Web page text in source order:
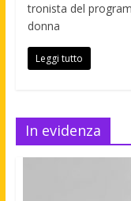
tronista del
donna
Leggi tutto
In evidenza